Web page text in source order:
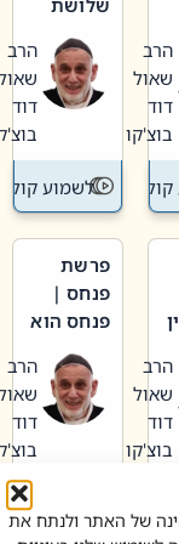
של האתר ולנתח את
הרב
בוצ'קו
תורה – מדרש
האבות
הרב
שאול
דוד
בוצ'קו
לשמוע קול
הרב
בוצ'קו
תורה – מדרש
פרשת
פנחס |
פנחס הוא
אליהו: בין
קנאות
הורסת
לקנאות
בונה
הרב
שאול
דוד
בוצ'קו
לשמוע קול